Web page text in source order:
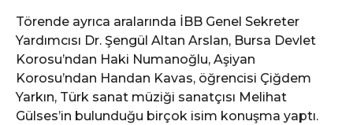
Törende ayrıca aralarında İBB Genel Sekreter
Yardımcısı Dr. Şengül Altan Arslan, Bursa Devlet
Korosu’ndan Haki Numanoğlu, Aşiyan
Korosu’ndan Handan Kavas, öğrencisi Çiğdem
Yarkın, Türk sanat müziği sanatçısı Melihat
Gülses’in bulunduğu birçok isim konuşma yaptı.